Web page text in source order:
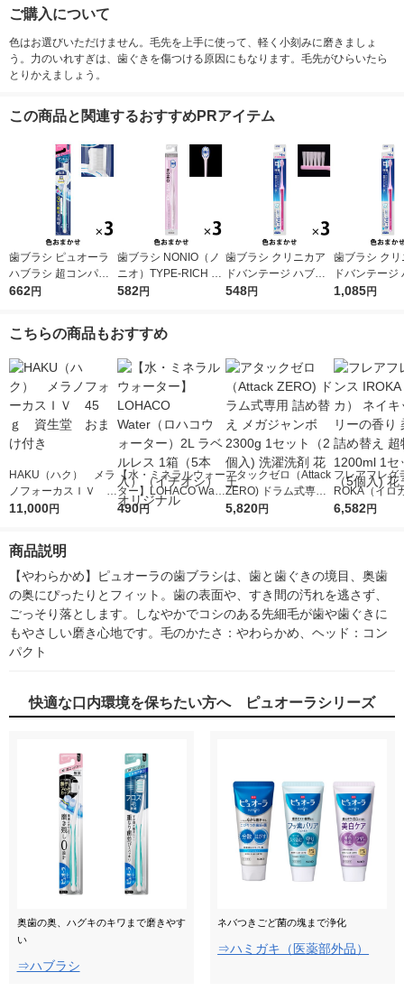
ご購入について
色はお選びいただけません。毛先を上手に使って、軽く小刻みに磨きましょ
う。力のいれすぎは、歯ぐきを傷つける原因にもなります。毛先がひらいたら
とりかえましょう。
この商品と関連するおすすめPRアイテム
歯ブラシ ピュオーラ
ハブラシ 超コンパク
ト ふつう 1セット（3
662円
歯ブラシ NONIO（ノ
ニオ）TYPE-RICH ふ
つう 1セット（3本）
582円
歯ブラシ クリニカア
ドバンテージ ハブラ
シ 4列 超コンパクト
548円
歯ブラシ クリ
ドバンテージ
シ 4列 超コン
1,085円
こちらの商品もおすすめ
HAKU（ハク） メラ
ノフォーカスＩＶ 4
5ｇ 資生堂 おまけ
11,000円
【水・ミネラルウォー
ター】LOHACO Wate
r（ロハコウォータ
490円
アタックゼロ（Attack
ZERO) ドラム式専用
詰め替え メガジャン
5,820円
フレアフレグ
ROKA（イロ
イキッドリリ
6,582円
商品説明
【やわらかめ】ピュオーラの歯ブラシは、歯と歯ぐきの境目、奥歯
の奥にぴったりとフィット。歯の表面や、すき間の汚れを逃さず、
ごっそり落とします。しなやかでコシのある先細毛が歯や歯ぐきに
もやさしい磨き心地です。毛のかたさ：やわらかめ、ヘッド：コン
パクト
快適な口内環境を保ちたい方へ ピュオーラシリーズ
奥歯の奥、ハグキのキワまで磨きやす
い
⇒ハブラシ
ネバつきごど菌の塊まで浄化
⇒ハミガキ（医薬部外品）